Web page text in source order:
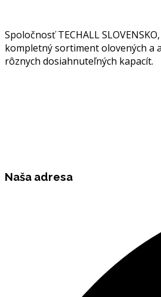
Spoločnosť TECHALL
kompletný sortiment olovených a
rôznych dosiahnuteľných kapacít.
Naša adresa